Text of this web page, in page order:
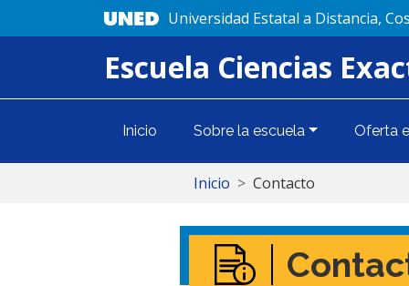
Pasar al contenido principalUniversidad Estatal a Distancia,
Escuela Ciencias
Navegación
Inicio Sobre la escuela Oferta
Ruta de
Inicio Contacto